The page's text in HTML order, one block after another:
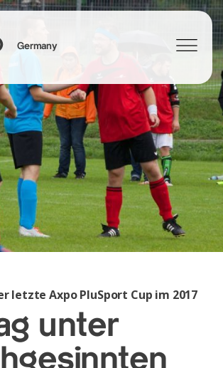
Germany
letzte Axpo PluSport Cup im 2017
unter